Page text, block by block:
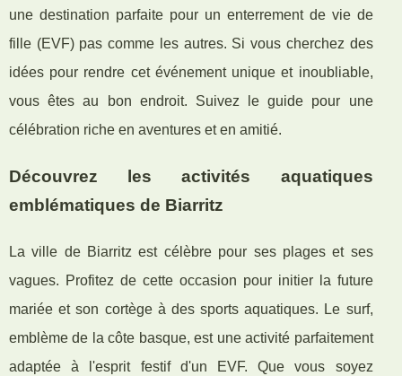
une destination parfaite pour un enterrement de vie de
fille (EVF) pas comme les autres. Si vous cherchez des
idées pour rendre cet événement unique et inoubliable,
vous êtes au bon endroit. Suivez le guide pour une
célébration riche en aventures et en amitié.
Découvrez les activités aquatiques
emblématiques de Biarritz
La ville de Biarritz est célèbre pour ses plages et ses
vagues. Profitez de cette occasion pour initier la future
mariée et son cortège à des sports aquatiques. Le surf,
emblème de la côte basque, est une activité parfaitement
adaptée à l'esprit festif d'un EVF. Que vous soyez